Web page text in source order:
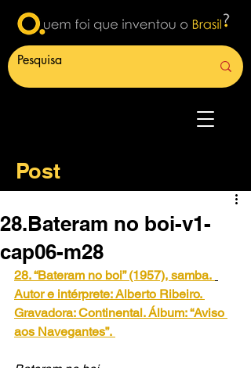
Post
28.Bateram no boi-v1-
cap06-m28
28. “Bateram no boi” (1957), samba.
Autor e intérprete: Alberto Ribeiro.
Gravadora: Continental. Álbum: “Aviso
aos Navegantes”.